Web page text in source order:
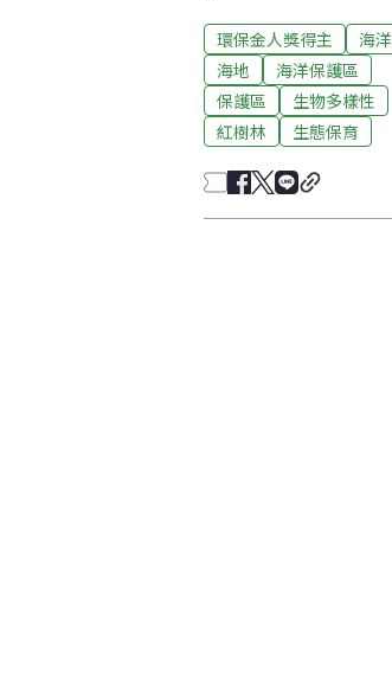
環保金人獎得主
海洋
海地
海洋保護區
保護區
生物多樣性
紅樹林
生態保育